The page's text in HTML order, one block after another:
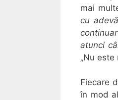
mai
cu
atunci
„Nu
Fiecare
în mod